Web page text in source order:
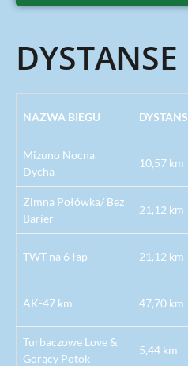
DYSTANSE
NAZWA BIEGU DYSTANS
Mizuno Nocna
Dycha
10,57 km
Zimna Połówka/ Bez
Barier
21,12 km
TWT na 6 łap 21,12 km
AK-47 km 47,70 km
Turbaczowe Love &
Gorący Potok
5,44 km